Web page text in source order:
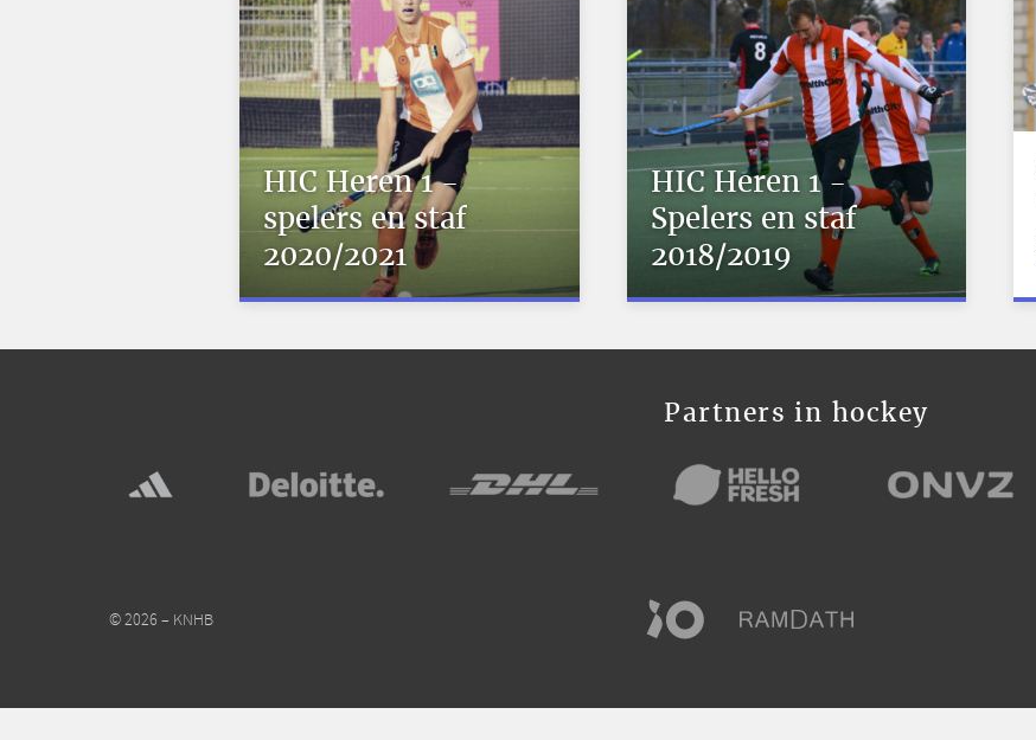
HIC Heren 1 -
spelers en staf
2020/2021
HIC Heren 1 -
Spelers en staf
2018/2019
Partners in hockey
© 2026 – KNHB